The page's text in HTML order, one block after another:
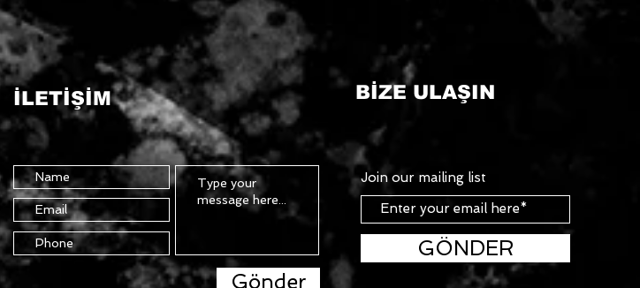
İLETİŞİM BİZE ULAŞIN
Gönder
Join our mailing list
GÖNDER